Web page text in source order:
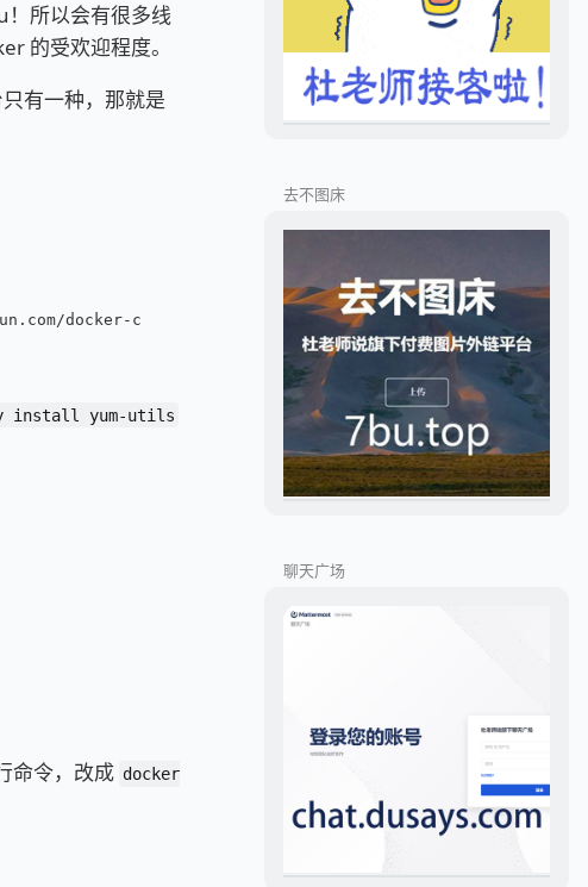
！所以会有很多线
的受欢迎程度。
有一种，那就是
docker-ce/linux/centos/docker-ce.repo
install yum-utils
命令，改成 docker
去不图床
聊天广场